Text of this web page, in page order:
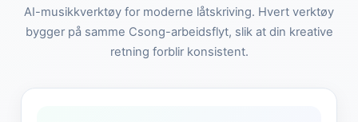
AI-musikkverktøy for moderne låtskriving. Hvert verktøy
bygger på samme Csong-arbeidsflyt, slik at din kreative
retning forblir konsistent.